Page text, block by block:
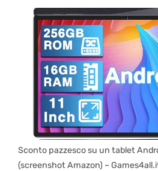
Sconto pazzesco su un tablet
(screenshot Amazon) –